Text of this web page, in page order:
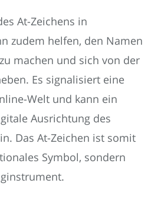
At-Zeichens in
zudem helfen, den Namen
machen und sich von der
Es signalisiert eine
Welt und kann ein
Ausrichtung des
Das At-Zeichen ist somit
Symbol, sondern